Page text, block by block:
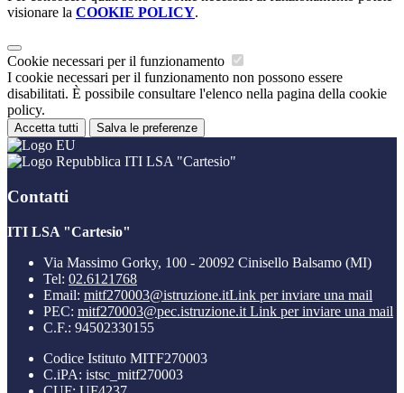
visionare la COOKIE POLICY.
Cookie necessari per il funzionamento
I cookie necessari per il funzionamento non possono essere
disabilitati. È possibile consultare l'elenco nella pagina della cookie
policy.
Accetta tutti Salva le preferenze
ITI LSA "Cartesio"
Contatti
ITI LSA "Cartesio"
Via Massimo Gorky, 100 - 20092 Cinisello Balsamo (MI)
Tel: 02.6121768
Email: mitf270003@istruzione.itLink per inviare una mail
PEC: mitf270003@pec.istruzione.it Link per inviare una mail
C.F.: 94502330155
Codice Istituto MITF270003
C.iPA: istsc_mitf270003